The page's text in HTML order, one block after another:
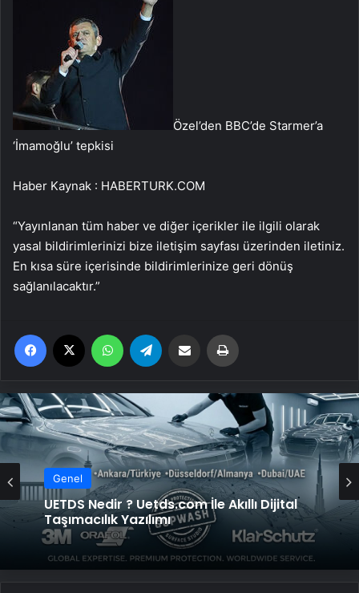
Özel’den BBC’de Starmer’a
‘İmamoğlu’ tepkisi
Haber Kaynak : HABERTURK.COM
“Yayınlanan tüm haber ve diğer içerikler ile ilgili olarak
yasal bildirimlerinizi bize iletişim sayfası üzerinden iletiniz.
En kısa süre içerisinde bildirimlerinize geri dönüş
sağlanılacaktır.”
Facebook WhatsApp Email'den paylaş
UETDS Nedir ? Uetds.com İle Akıllı Dijital
Taşımacılık Yazılımı
Genel
Yeni Dünya Düzensizliği Çağında Türk Dış